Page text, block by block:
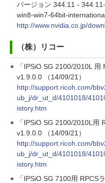
バージョン 344.11 -
win8-win7-64bit-
http://www.nvidia.co.jp/
（株）リコー
「IPSiO SG 2100/2010L 用
v1.9.0.0 （14/09/21）
http://support.ricoh.com/
ub_j/dr_ut_d/4101018/
istory.htm
「IPSiO SG 2100/2010L用
v1.9.0.0 （14/09/21）
http://support.ricoh.com/
ub_j/dr_ut_d/4101018/
istory.htm
「IPSiO SG 7100用 RPCS